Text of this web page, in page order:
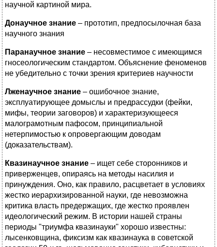
научной картиной мира.
Донаучное знание – прототип, предпосылочная база
научного знания
Паранаучное знание – несовместимое с имеющимся
гносеологическим стандартом. Объяснение феноменов
не убедительно с точки зрения критериев научности
Лженаучное знание – ошибочное знание,
эксплуатирующее домыслы и предрассудки (фейки,
мифы, теории заговоров) и характеризующееся
малограмотным пафосом, принципиальной
нетерпимостью к опровергающим доводам
(доказательствам).
Квазинаучное знание – ищет себе сторонников и
приверженцев, опираясь на методы насилия и
принуждения. Оно, как правило, расцветает в условиях
жестко иерархизированной науки, где невозможна
критика власть предержащих, где жестко проявлен
идеологический режим. В истории нашей страны
периоды "триумфа квазинауки" хорошо известны:
лысенковщина, фиксизм как квазинаука в советской